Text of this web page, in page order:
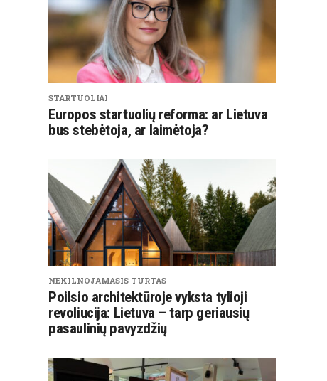
STARTUOLIAI
Europos startuolių reforma: ar Lietuva
bus stebėtoja, ar laimėtoja?
NEKILNOJAMASIS TURTAS
Poilsio architektūroje vyksta tylioji
revoliucija: Lietuva – tarp geriausių
pasaulinių pavyzdžių